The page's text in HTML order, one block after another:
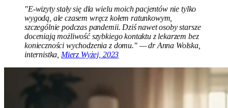
"E-wizyty stały się dla wielu moich pacjentów nie tylko
wygodą, ale czasem wręcz kołem ratunkowym,
szczególnie podczas pandemii. Dziś nawet osoby starsze
doceniają możliwość szybkiego kontaktu z lekarzem bez
konieczności wychodzenia z domu." — dr Anna Wolska,
internistka, Mierz Wyżej, 2023